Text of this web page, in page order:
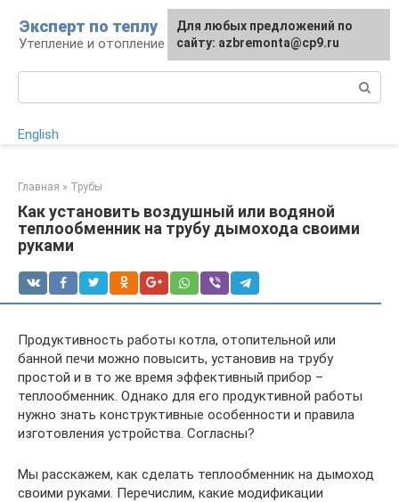
контенту
Эксперт по теплу
Утепление и отопление
English
Главная » Трубы
Как установить воздушный или водяной
теплообменник на трубу дымохода своими
руками
Продуктивность работы котла, отопительной или
банной печи можно повысить, установив на трубу
простой и в то же время эффективный прибор –
теплообменник. Однако для его продуктивной работы
нужно знать конструктивные особенности и правила
изготовления устройства. Согласны?
Мы расскажем, как сделать теплообменник на дымоход
своими руками. Перечислим, какие модификации
Для любых предложений по
сайту: azbremonta@cp9.ru